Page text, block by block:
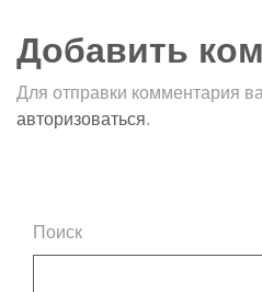
Добавить
Для отправки комментария
авторизоваться.
Поиск